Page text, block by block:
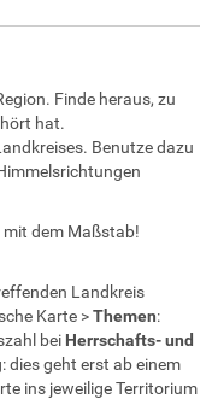
Finde heraus, zu
hat.
Benutze dazu
mit dem Maßstab!
Landkreis
Karte >Themen:
bei Herrschafts- und
dies geht erst ab einem
ins jeweilige Territorium